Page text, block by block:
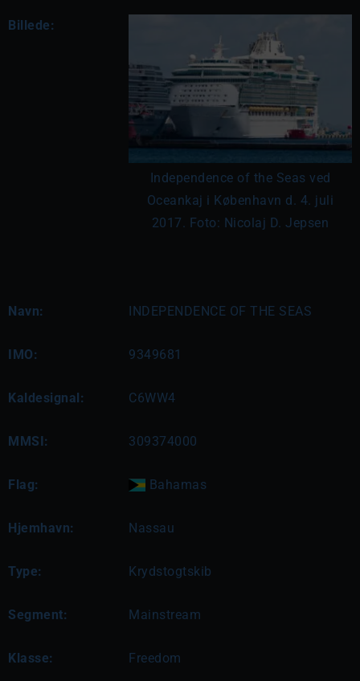
Billede:
Independence of the Seas ved
Oceankaj i København d. 4. juli
2017. Foto: Nicolaj D. Jepsen
Navn: INDEPENDENCE OF THE SEAS
IMO: 9349681
Kaldesignal: C6WW4
MMSI: 309374000
Flag: Bahamas
Hjemhavn: Nassau
Type: Krydstogtskib
Segment: Mainstream
Klasse: Freedom